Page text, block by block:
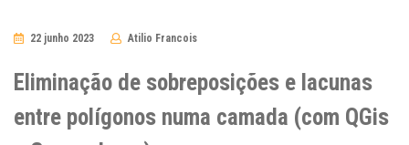
22 junho 2023 Atilio Francois
Eliminação de sobreposições e lacunas
entre polígonos numa camada (com QGis